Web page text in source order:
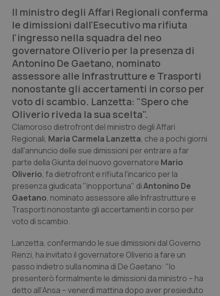
Lettere al direttore
Edizioni Regionali
QS Pro
Professionisti Sanitari.AI
Abruzzo
Basilicata
Calabria
Campania
Emilia-Romagna
Lazio
Liguria
QS Pro Gold
Artrite & artrosi
Asma & BPCO
Car-T
Colesterolo & coronaropatie
Diabete & glucometri
Disturbi dell’umore
QS Club Newsletter
Il ministro degli Affari Regionali conferma
le dimissioni dall'Esecutivo ma rifiuta
l'ingresso nella squadra del neo
governatore Oliverio per la presenza di
Antonino De Gaetano, nominato
assessore alle Infrastrutture e Trasporti
nonostante gli accertamenti in corso per
voto di scambio. Lanzetta: "Spero che
Oliverio riveda la sua scelta".
Clamoroso dietrofront del ministro degli Affari
Regionali, Maria Carmela Lanzetta, che a pochi giorni
dall'annuncio delle sue dimissioni per entrare a far
parte della Giunta del nuovo governatore Mario
Oliverio, fa dietrofront e rifiuta l'incarico per la
presenza giudicata "inopportuna" diAntonino De
Gaetano, nominato assessore alle Infrastrutture e
Trasporti nonostante gli accertamenti in corso per
voto di scambio.
Lanzetta, confermando le sue dimissioni dal Governo
Renzi, ha invitato il governatore Oliverio a fare un
passo indietro sulla nomina di De Gaetano: "Io
presenterò formalmente le dimissioni da ministro – ha
detto all'Ansa – venerdì mattina dopo aver presieduto